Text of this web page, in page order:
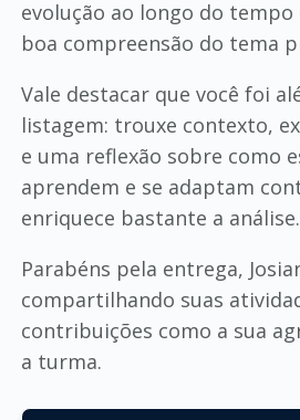
evolução ao longo do
boa compreensão do tema
Vale destacar que você foi
listagem: trouxe contexto,
e uma reflexão sobre como
aprendem e se adaptam
enriquece bastante a análise.
Parabéns pela entrega,
compartilhando suas
contribuições como a sua
a turma.